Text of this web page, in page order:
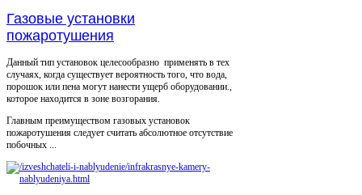
Газовые установки
пожаротушения
Данный тип установок целесообразно применять в тех
случаях, когда существует вероятность того, что вода,
порошок или пена могут нанести ущерб оборудовании.,
которое находится в зоне возгорания.
Главным преимуществом газовых установок
пожаротушения следует считать абсолютное отсутствие
побочных ...